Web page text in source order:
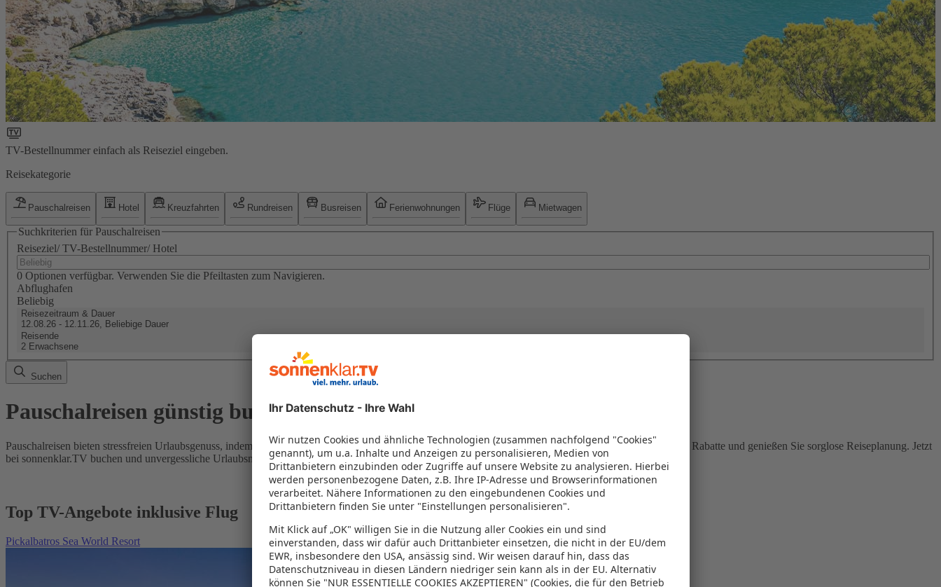
TV-Bestellnummer einfach als Reiseziel eingeben.
Reisekategorie
Pauschalreisen Hotel Kreuzfahrten Rundreisen Busreisen Ferienwohnungen Flüge Mietwagen
Suchkriterien für Pauschalreisen
Reiseziel/ TV-Bestellnummer/ Hotel
0 Optionen verfügbar. Verwenden Sie die Pfeiltasten zum Navigieren.
Abflughafen
Beliebig
Reisezeitraum & Dauer
12.08.26 - 12.11.26, Beliebige Dauer
Reisende
2 Erwachsene
Suchen
Pauschalreisen günstig buchen
Pauschalreisen bieten stressfreien Urlaubsgenuss, indem Flug und Hotel in einem Paket kombiniert werden – das spart Zeit und Geld. Nutzen Sie attraktive Rabatte und genießen Sie sorglose Reiseplanung. Jetzt
bei sonnenklar.TV buchen und unvergessliche Urlaubsmomente erleben!
Top TV-Angebote inklusive Flug
Pickalbatros Sea World Resort